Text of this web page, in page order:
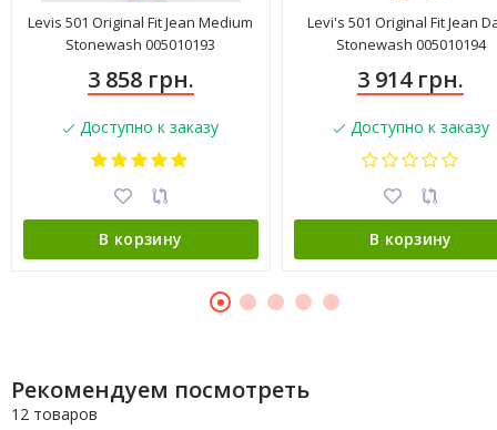
Levis 501 Original Fit Jean Medium
Stonewash 005010193
3 858 грн.
Доступно к заказу
В корзину
Levi's 501 Original Fit Jean
Stonewash 005010194
3 914 грн.
Доступно к заказу
В корзину
Рекомендуем посмотреть
12 товаров